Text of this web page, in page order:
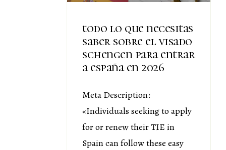
todo lo que necesitas
saber sobre el visado
schengen para entrar
a españa en 2026
Meta Description:
«Individuals seeking to apply
for or renew their TIE in
Spain can follow these easy